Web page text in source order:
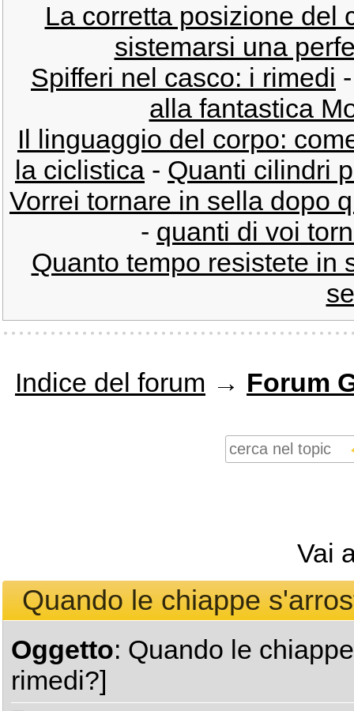
La corretta posizione del
sistemarsi una
Spifferi nel casco: i rimedi
alla fantastica
​Il linguaggio del corpo:
la ciclistica - Quanti cilindri
Vorrei tornare in sella dopo
- quanti di voi
Quanto tempo resistete in
Indice del forum → Forum
Vai
Quando le chiappe
Oggetto: Quando le
rimedi?]